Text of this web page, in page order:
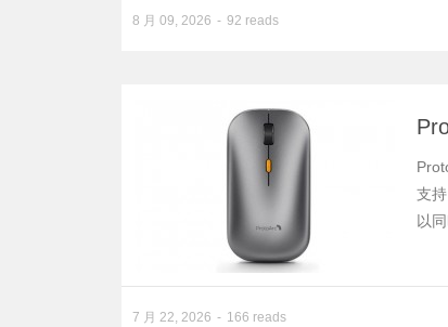
8 月 09, 2026 92 reads
支
以
7 月 22, 2026 166 reads